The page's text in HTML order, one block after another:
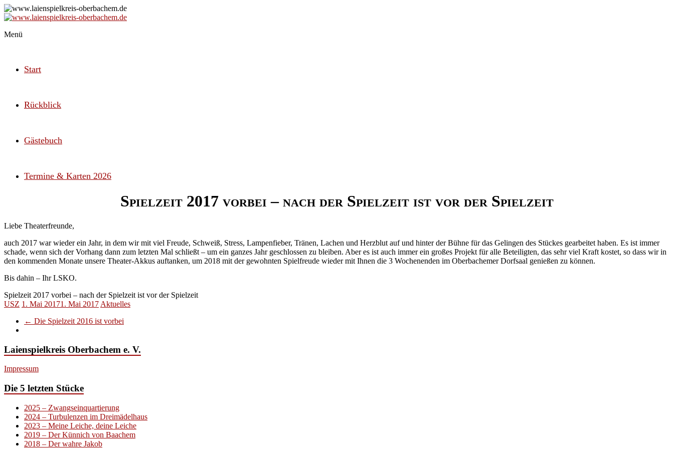
Zum
Inhalt
www.laienspielkreis-
Internetseite
Menü
Start
Rückblick
Gästebuch
Termine & Karten 2026
Spielzeit 2017 vorbei – nach der Spielzeit ist vor der Spielzeit
Liebe Theaterfreunde,
auch 2017 war wieder ein Jahr, in dem wir mit viel Freude, Schweiß, Stress, Lampenfieber, Tränen, Lachen und Herzblut auf und hinter der Bühne für das Gelingen des Stückes gearbeitet haben. Es ist immer
schade, wenn sich der Vorhang dann zum letzten Mal schließt – um ein ganzes Jahr geschlossen zu bleiben. Aber es ist auch immer ein großes Projekt für alle Beteiligten, das sehr viel Kraft kostet, so dass wir in
den kommenden Monate unsere Theater-Akkus auftanken, um 2018 mit der gewohnten Spielfreude wieder mit Ihnen die 3 Wochenenden im Oberbachemer Dorfsaal genießen zu können.
Bis dahin – Ihr LSKO.
Spielzeit 2017 vorbei – nach der Spielzeit ist vor der Spielzeit
USZ 1. Mai 20171. Mai 2017 Aktuelles
← Die Spielzeit 2016 ist vorbei
Laienspielkreis Oberbachem e. V.
Impressum
Die 5 letzten Stücke
2025 – Zwangseinquartierung
2024 – Turbulenzen im Dreimädelhaus
2023 – Meine Leiche, deine Leiche
2019 – Der Künnich von Baachem
2018 – Der wahre Jakob